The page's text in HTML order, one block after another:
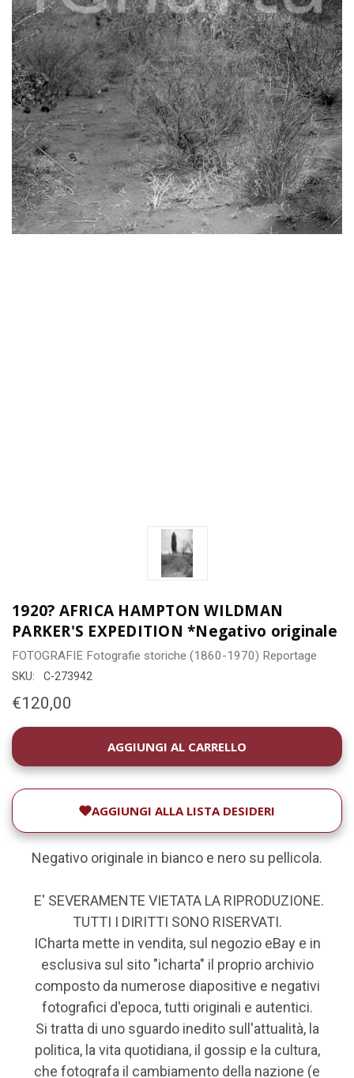
1920? AFRICA HAMPTON WILDMAN
PARKER'S EXPEDITION *Negativo originale
FOTOGRAFIE Fotografie storiche (1860-1970) Reportage
SKU: C-273942
€120,00
DISPONIBILITÀ
ATTUALE:
AGGIUNGI ALLA LISTA DESIDERI
Negativo originale in bianco e nero su pellicola.
E' SEVERAMENTE VIETATA LA RIPRODUZIONE.
TUTTI I DIRITTI SONO RISERVATI.
ICharta mette in vendita, sul negozio eBay e in
esclusiva sul sito "icharta" il proprio archivio
composto da numerose diapositive e negativi
fotografici d'epoca, tutti originali e autentici.
Si tratta di uno sguardo inedito sull'attualità, la
politica, la vita quotidiana, il gossip e la cultura,
che fotografa il cambiamento della nazione (e